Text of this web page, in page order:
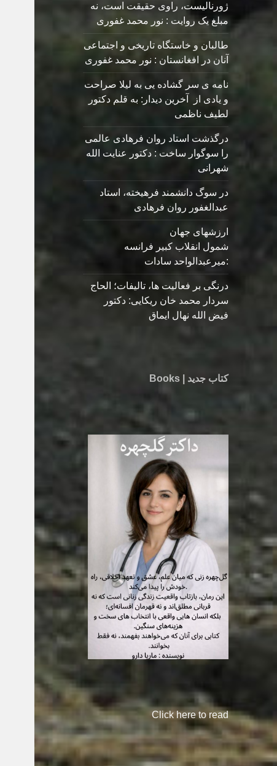
ژورنالیست، راوی حقیقت است، نه
مبلغ یک روایت : نور محمد غفوری
طالبان و خاستگاه تاریخی و اجتماعی
آنان در افغانستان : نور محمد غفوری
نامه ی سر گشاده يی به ليلا صراحت
و یادی از آخرین دیدار: به قلم دکتور
لطیف ناظمی
درگذشت استاد روان فرهادی عالمی
را سوگوار ساخت : دکتور عنایت الله
شهرانی
در سوگ دانشمند فرهیخته، استاد
عبدالغفور روان فرهادی
ارزشهای جهان
شمول انقلاب کبیر فرانسه
:میرعبدالواحد سادات
درنگی بر فعالیت ها، تالیفات؛ الحاج
سردار محمد خان ریکایی: دکتور
فیض الله نهال ایماق
کتاب جدید | Books
Click here to read